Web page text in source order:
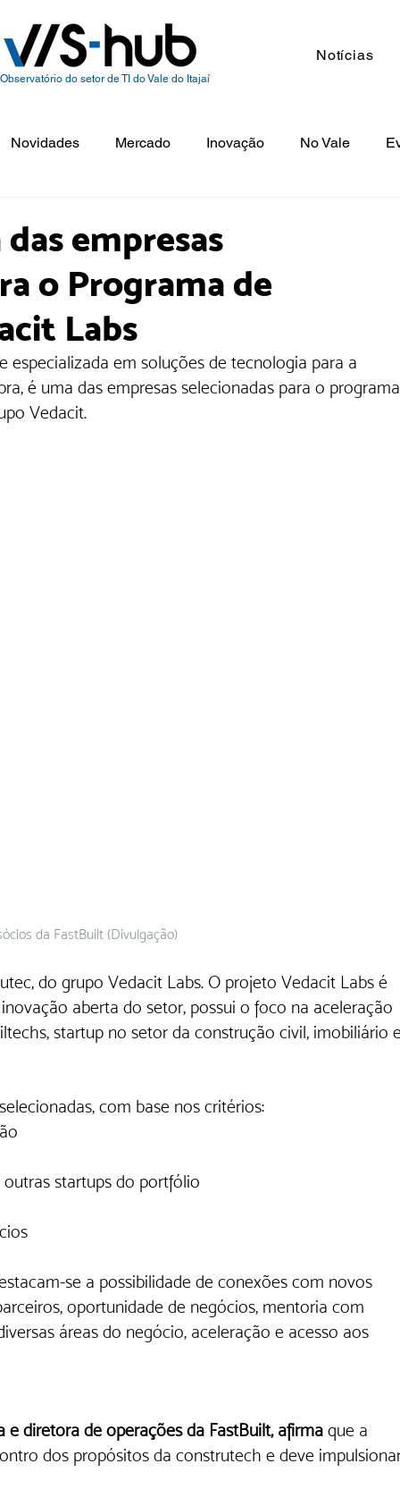
Observatório do setor de TI do Vale do Itajaí
Notícias
Novidades Mercado Inovação No Vale
empresas
o Programa de
Labs
especializada em soluções de tecnologia para a
é uma das empresas selecionadas para o
Vedacit.
da FastBuilt (Divulgação)
do grupo Vedacit Labs. O projeto Vedacit Labs é
aberta do setor, possui o foco na aceleração
startup no setor da construção civil, imobiliário
com base nos critérios:
startups do portfólio
se a possibilidade de conexões com novos
oportunidade de negócios, mentoria com
áreas do negócio, aceleração e acesso aos
diretora de operações da FastBuilt, afirma que a
dos propósitos da construtech e deve